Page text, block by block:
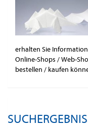
erhalten Sie
Online-Shops / Web-
bestellen / kaufen